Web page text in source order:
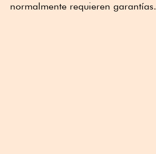
normalmente requieren garantías.